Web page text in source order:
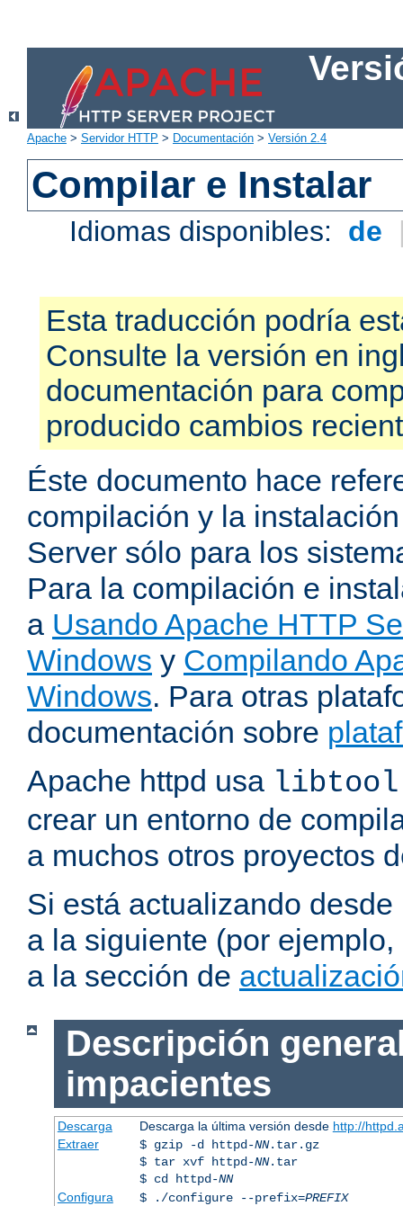
Apache > Servidor HTTP > Documentación > Versión 2.4
Compilar e Instalar
Idiomas disponibles: de
Esta traducción podría
Consulte la versión en
documentación para
producido cambios
Éste documento hace
compilación y la
Server sólo para los
Para la compilación e
a Usando Apache HTTP
Windows y Compilando
Windows. Para otras
documentación sobre
Apache httpd usa libtool
crear un entorno de
a muchos otros proyectos
Si está actualizando
a la siguiente (por
a la sección de
Descripción
impacientes
Descarga Descarga la última versión desde http://
Extraer
$ gzip -d httpd-NN.tar.gz
$ tar xvf httpd-NN.tar
$ cd httpd-NN
Configura
$ ./configure --prefix=PREFIX